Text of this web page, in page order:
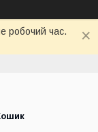
робочий час.